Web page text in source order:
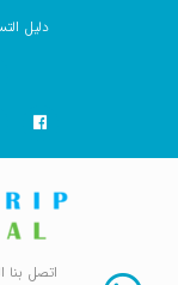
دليل
اتصل بنا